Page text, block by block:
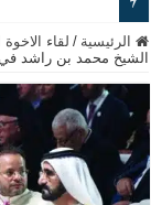
www.alamine.net
إذا كان التسنن هو
علاقات المذاهب
لن تحمينا مذاهبنا ولا
الرئيسية / لقاء الاخوة
الشيخ محمد بن راشد في